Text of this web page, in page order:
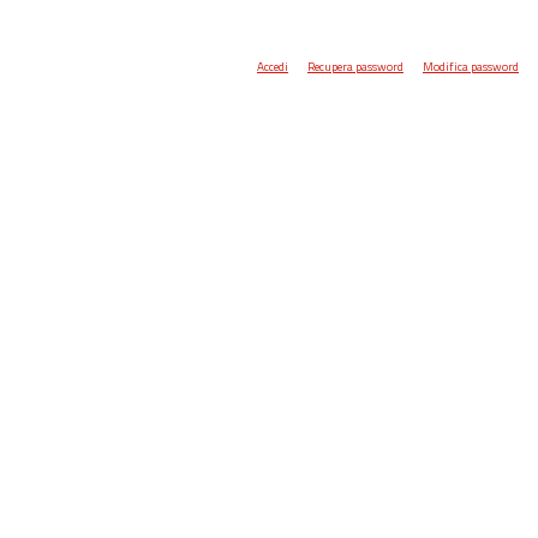
Accedi Recupera password Modifica password